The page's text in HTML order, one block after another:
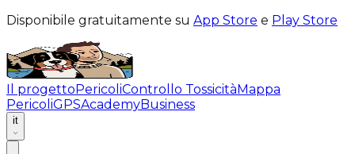
Disponibile gratuitamente su App Store e Play Store
Il progettoPericoliControllo TossicitàMappa
PericoliGPSAcademyBusiness
it